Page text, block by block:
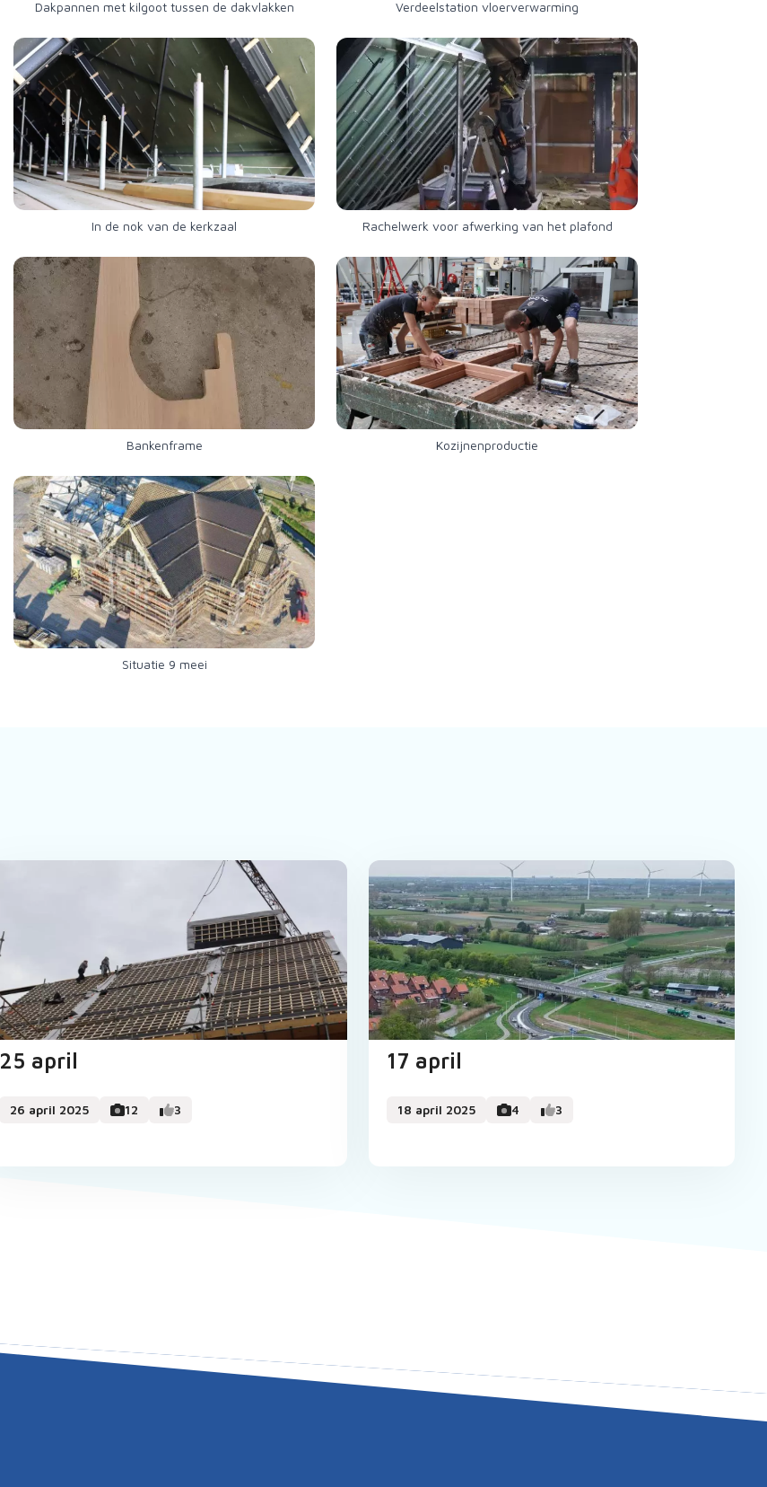
Dakpannen met kilgoot tussen de dakvlakken Verdeelstation vloerverwarming
In de nok van de kerkzaal Rachelwerk voor afwerking van het plafond
Bankenframe Kozijnenproductie
Situatie 9 meei
25 april
26 april 2025 12 3
17 april
18 april 2025 4 3